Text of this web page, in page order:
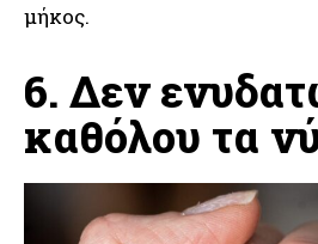
μήκος.
6. Δεν
καθόλου τα